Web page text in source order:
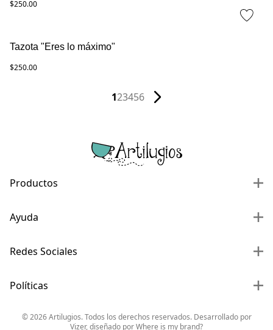
$250.00
Tazota "Eres lo máximo"
$250.00
123456
Productos
Ayuda
Redes Sociales
Políticas
©2026Artilugios. Todos los derechos reservados. Desarrollado por
Vizer, diseñado porWhere is my brand?